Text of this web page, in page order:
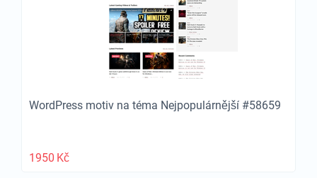
WordPress motiv na téma Nejpopulárnější #58659
1950 Kč